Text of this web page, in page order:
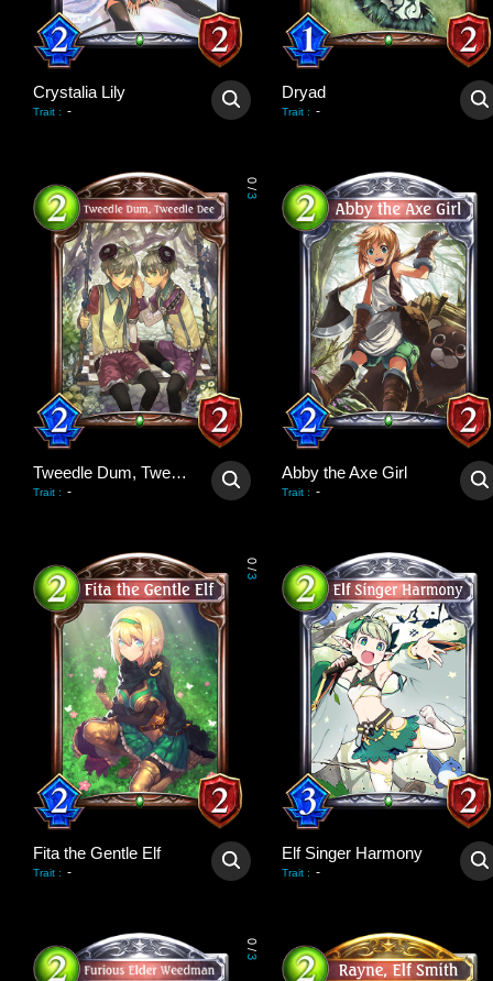
Crystalia Lily
Trait : -
Dryad
Trait : -
0
/
3
Tweedle Dum, Tweedle Dee
Trait : -
Abby the Axe Girl
Trait : -
0
/
3
Fita the Gentle Elf
Trait : -
Elf Singer Harmony
Trait : -
0
/
3